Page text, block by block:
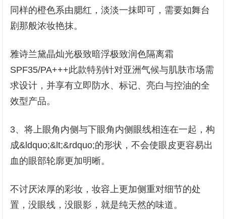
同样的橙色系由腮红，淡淡一抹即可，需要如舞台
剧那般浓妆艳抹。
雅诗兰黛晶灿光极致暗浮极致润色隔离霜
SPF35/PA+++此款特别针对亚洲气候与肌肤市场需
求设计，并享有立即防水、标记、亮白与控油的全
效型产品。
3、将上眼角内侧与下眼角内侧眼线相连在一起，构
成&ldquo;&lt;&rdquo;的形状，不会使眼皮更容易出
血的眼部轮廓更加明晰。
不讨厌浓厚的彩妆，妆容上更加侧重对细节的处
置，没眼线，没眼影，就是纯天然的味道。